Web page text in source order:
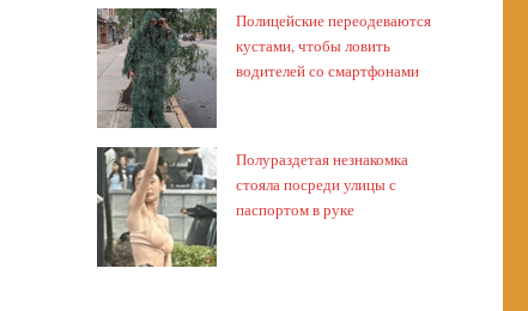
Полицейские переодеваются
кустами, чтобы ловить
водителей со смартфонами
Полураздетая незнакомка
стояла посреди улицы с
паспортом в руке